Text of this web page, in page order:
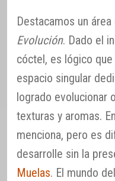
Destacamos un
Evolución. Dado el
cóctel, es lógico
espacio singular
logrado evolucionar
texturas y aromas.
menciona, pero es
desarrolle sin la
Muelas. El mundo